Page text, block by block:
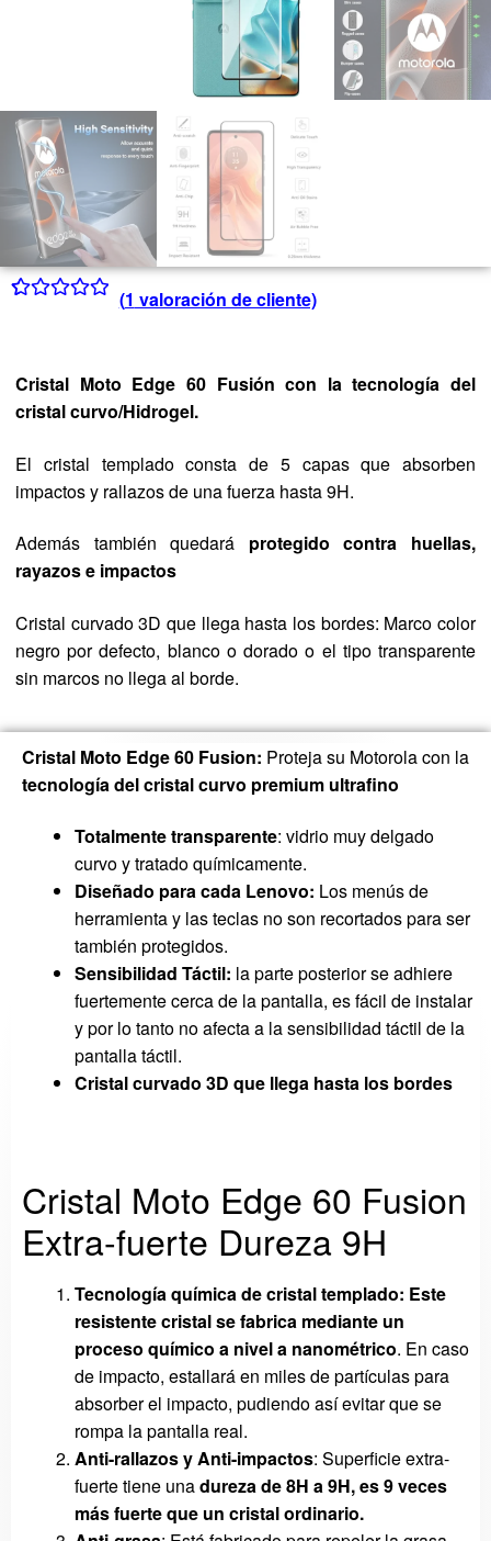
valoración de
un cliente
(1 valoración de cliente)
Cristal Moto Edge 60 Fusión con la tecnología del
cristal curvo/Hidrogel.
El cristal templado consta de 5 capas que absorben
impactos y rallazos de una fuerza hasta 9H.
Además también quedará protegido contra huellas,
rayazos e impactos
Cristal curvado 3D que llega hasta los bordes: Marco color
negro por defecto, blanco o dorado o el tipo transparente
sin marcos no llega al borde.
Cristal Moto Edge 60 Fusion: Proteja su Motorola con la
tecnología del cristal curvo premium ultrafino
Totalmente transparente: vidrio muy delgado
curvo y tratado químicamente.
Diseñado para cada Lenovo: Los menús de
herramienta y las teclas no son recortados para ser
también protegidos.
Sensibilidad Táctil: la parte posterior se adhiere
fuertemente cerca de la pantalla, es fácil de instalar
y por lo tanto no afecta a la sensibilidad táctil de la
pantalla táctil.
Cristal curvado 3D que llega hasta los bordes
Cristal Moto Edge 60 Fusion
Extra-fuerte Dureza 9H
Tecnología química de cristal templado: Este
resistente cristal se fabrica mediante un
proceso químico a nivel a nanométrico. En caso
de impacto, estallará en miles de partículas para
absorber el impacto, pudiendo así evitar que se
rompa la pantalla real.
Anti-rallazos y Anti-impactos: Superficie extra-
fuerte tiene unadurezade 8H a 9H, es 9 veces
más fuerte que un cristal ordinario.